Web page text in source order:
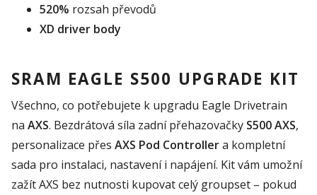
520% rozsah převodů
XD driver body
SRAM EAGLE S500 UPGRADE KIT
Všechno, co potřebujete k upgradu Eagle Drivetrain
na AXS. Bezdrátová síla zadní přehazovačky S500 AXS,
personalizace přes AXS Pod Controllera kompletní
sada pro instalaci, nastavení i napájení. Kit vám umožní
zažít AXS bez nutnosti kupovat celý groupset – pokud